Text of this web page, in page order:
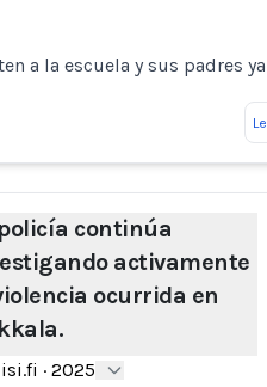
a la escuela y sus padres
continúa
activamente
ocurrida en
· 2025